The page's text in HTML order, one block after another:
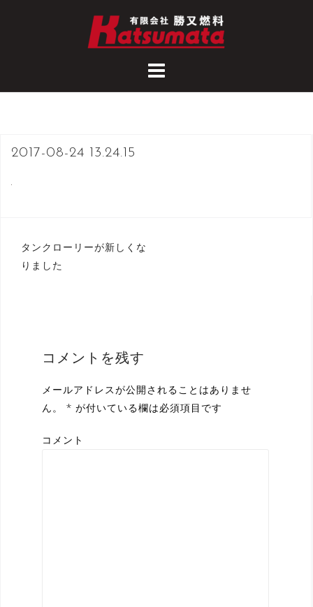
2017-08-24 13.24.15
投
タンクローリーが新しくな
りました
コメントを残す
メールアドレスが公開されることはありませ
ん。
* が付いている欄は必須項目です
コメント